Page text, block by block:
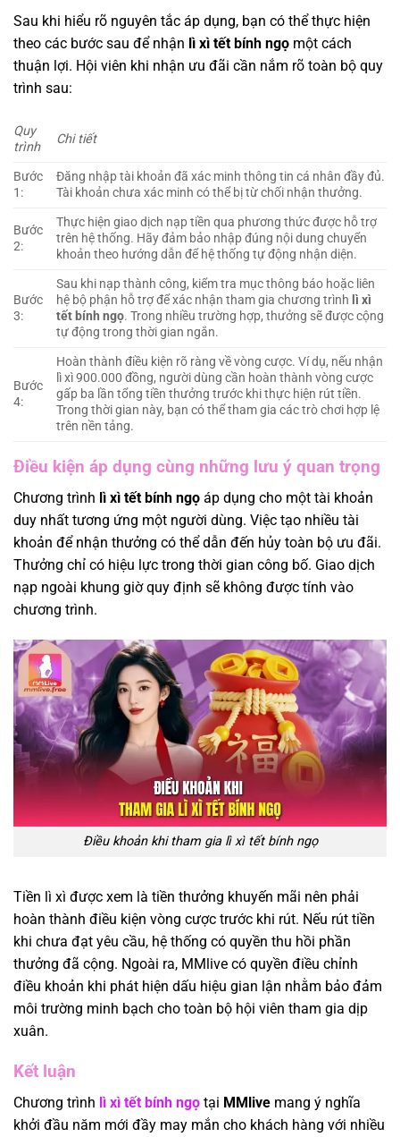
Sau khi hiểu rõ nguyên tắc áp dụng, bạn có thể thực hiện
theo các bước sau để nhận lì xì tết bính ngọ một cách
thuận lợi. Hội viên khi nhận ưu đãi cần nắm rõ toàn bộ quy
trình sau:
Quy
trình
Chi tiết
Bước
1:
Đăng nhập tài khoản đã xác minh thông tin cá nhân đầy đủ.
Tài khoản chưa xác minh có thể bị từ chối nhận thưởng.
Bước
2:
Thực hiện giao dịch nạp tiền qua phương thức được hỗ trợ
trên hệ thống. Hãy đảm bảo nhập đúng nội dung chuyển
khoản theo hướng dẫn để hệ thống tự động nhận diện.
Bước
3:
Sau khi nạp thành công, kiểm tra mục thông báo hoặc liên
hệ bộ phận hỗ trợ để xác nhận tham gia chương trình lì xì
tết bính ngọ. Trong nhiều trường hợp, thưởng sẽ được cộng
tự động trong thời gian ngắn.
Bước
4:
Hoàn thành điều kiện rõ ràng về vòng cược. Ví dụ, nếu nhận
lì xì 900.000 đồng, người dùng cần hoàn thành vòng cược
gấp ba lần tổng tiền thưởng trước khi thực hiện rút tiền.
Trong thời gian này, bạn có thể tham gia các trò chơi hợp lệ
trên nền tảng.
Điều kiện áp dụng cùng những lưu ý quan trọng
Chương trình lì xì tết bính ngọ áp dụng cho một tài khoản
duy nhất tương ứng một người dùng. Việc tạo nhiều tài
khoản để nhận thưởng có thể dẫn đến hủy toàn bộ ưu đãi.
Thưởng chỉ có hiệu lực trong thời gian công bố. Giao dịch
nạp ngoài khung giờ quy định sẽ không được tính vào
chương trình.
Điều khoản khi tham gia lì xì tết bính ngọ
Tiền lì xì được xem là tiền thưởng khuyến mãi nên phải
hoàn thành điều kiện vòng cược trước khi rút. Nếu rút tiền
khi chưa đạt yêu cầu, hệ thống có quyền thu hồi phần
thưởng đã cộng. Ngoài ra, MMlive có quyền điều chỉnh
điều khoản khi phát hiện dấu hiệu gian lận nhằm bảo đảm
môi trường minh bạch cho toàn bộ hội viên tham gia dịp
xuân.
Kết luận
Chương trình lì xì tết bính ngọ tại MMlive mang ý nghĩa
khởi đầu năm mới đầy may mắn cho khách hàng với nhiều